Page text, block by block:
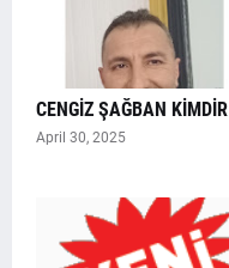
CENGİZ ŞAĞBAN KİMDİR
April 30, 2025